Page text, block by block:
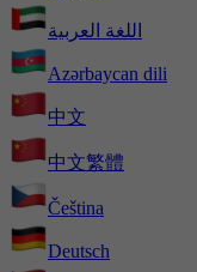
اللغة العربية
Azərbaycan dili
中文
中文繁體
Čeština
Deutsch